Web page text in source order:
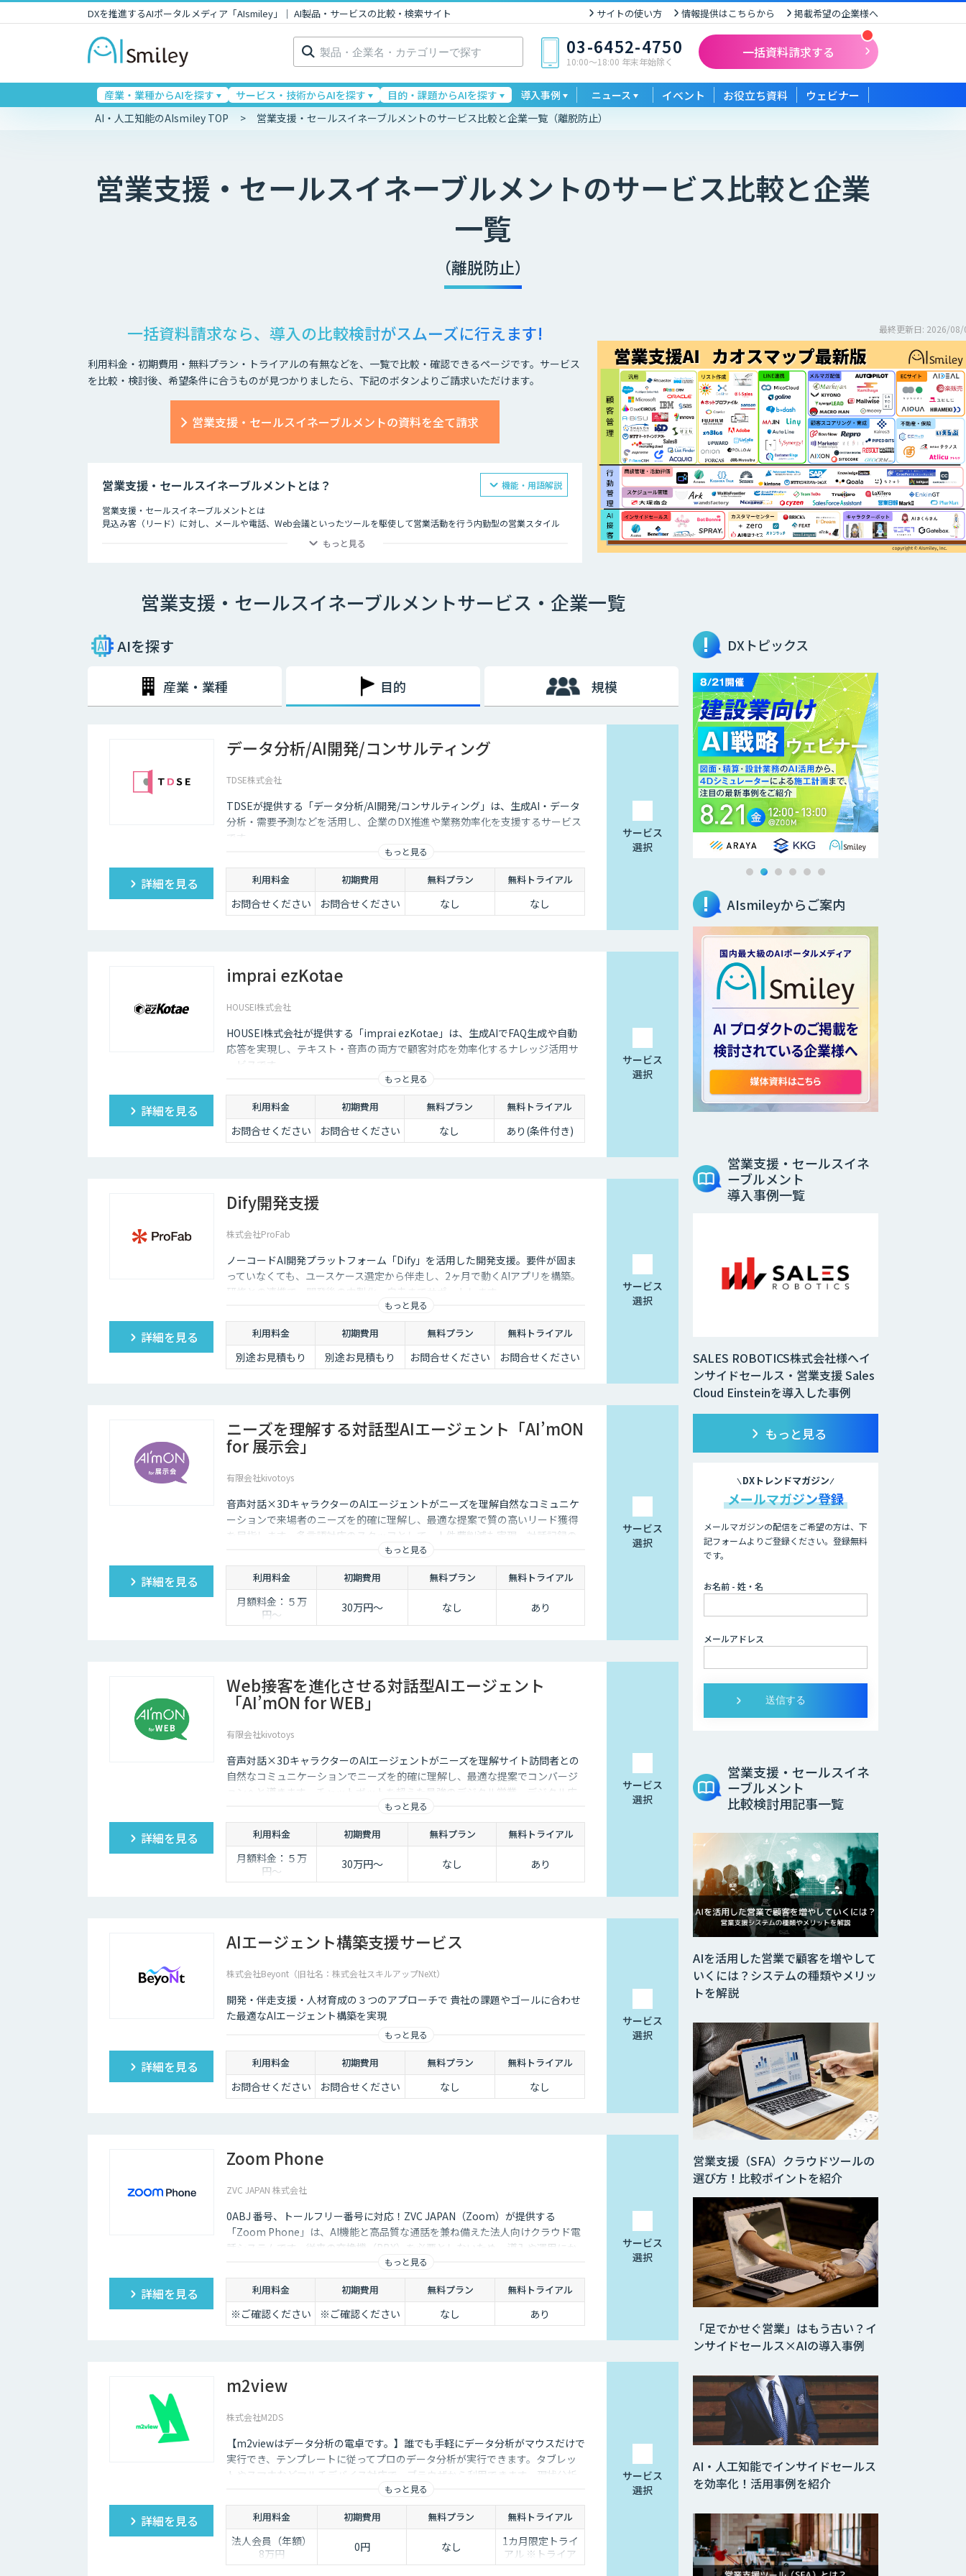
DXを推進するAIポータルメディア「AIsmiley」｜ AI製品・サービスの比較・検索サイト サイトの使い方 情報提供はこちらから 掲載希望の企業様へ
検
索: 03-6452-4750
10:00〜18:00 年末年始除く
一括資料請求する
産業・業種からAIを探す サービス・技術からAIを探す 目的・課題からAIを探す 導入事例 ニュース イベント お役立ち資料 ウェビナー
AI・人工知能のAIsmiley TOP 営業支援・セールスイネーブルメントのサービス比較と企業一覧（離脱防止）
営業支援・セールスイネーブルメントのサービス比較と企業
一覧
（離脱防止）
一括資料請求なら、導入の比較検討がスムーズに行えます!
利用料金・初期費用・無料プラン・トライアルの有無などを、一覧で比較・確認できるページです。サービス
を比較・検討後、希望条件に合うものが見つかりましたら、下記のボタンよりご請求いただけます。
営業支援・セールスイネーブルメントの資料を全て請求
最終更新日: 2026/08/
営業支援・セールスイネーブルメントとは？
営業支援・セールスイネーブルメントとは
見込み客（リード）に対し、メールや電話、Web会議といったツールを駆使して営業活動を行う内勤型の営業スタイル
めなくてはなりません。
営業支援ツールはこうした部署間の連携をシームレスにし、AIを活用することで精度を高め、過去の受注データや類似企
営業組織の強化・改善を目的として「テクノロジーを活⽤した売れる営業の仕組み化」を行うことです。
各施策による売上への貢献度や目標達成状況を数値化し、測定・分析によって営業活動の最適化と効率化を目指します。
もっと見る
機能・用語解説
営業支援・セールスイネーブルメントサービス・企業一覧
AIを探す
産業・業種 目的 規模
データ分析/AI開発/コンサルティング
TDSE株式会社
TDSEが提供する「データ分析/AI開発/コンサルティング」は、生成AI・データ
分析・需要予測などを活用し、企業のDX推進や業務効率化を支援するサービス
です。
もっと見る
詳細を見る 利用料金 初期費用 無料プラン 無料トライアル
お問合せください お問合せください なし なし
サービス
選択
imprai ezKotae
HOUSEI株式会社
HOUSEI株式会社が提供する「imprai ezKotae」は、生成AIでFAQ生成や自動
応答を実現し、テキスト・音声の両方で顧客対応を効率化するナレッジ活用サ
ービスです。
もっと見る
詳細を見る 利用料金 初期費用 無料プラン 無料トライアル
お問合せください お問合せください なし あり(条件付き)
サービス
選択
Dify開発支援
株式会社ProFab
ノーコードAI開発プラットフォーム「Dify」を活用した開発支援。要件が固ま
っていなくても、ユースケース選定から伴走し、2ヶ月で動くAIアプリを構築。
研修との連携で、開発後の内製化・自走までサポートします。
もっと見る
詳細を見る 利用料金 初期費用 無料プラン 無料トライアル
別途お見積もり 別途お見積もり お問合せください お問合せください
サービス
選択
ニーズを理解する対話型AIエージェント「AI’mON
for 展示会」
有限会社kivotoys
音声対話×3DキャラクターのAIエージェントがニーズを理解自然なコミュニケ
ーションで来場者のニーズを的確に理解し、最適な提案で質の高いリード獲得
を目指します。多言語対応のスタッフとして、人件費削減も実現。対話記録の
取得・分析で展示会後の追客も確実な成果へ。
もっと見る
詳細を見る 利用料金 初期費用 無料プラン 無料トライアル
月額料金：５万
円〜
30万円〜 なし あり
サービス
選択
Web接客を進化させる対話型AIエージェント
「AI’mON for WEB」
有限会社kivotoys
音声対話×3DキャラクターのAIエージェントがニーズを理解サイト訪問者との
自然なコミュニケーションでニーズを的確に理解し、最適な提案でコンバージ
ョンへと導きます。チャットボットを超えた最強のデジタル営業、デジタル広
もっと見る
詳細を見る 利用料金 初期費用 無料プラン 無料トライアル
月額料金：５万
円〜
30万円〜 なし あり
サービス
選択
AIエージェント構築支援サービス
株式会社Beyont（旧社名：株式会社スキルアップNeXt）
開発・伴走支援・人材育成の３つのアプローチで 貴社の課題やゴールに合わせ
た最適なAIエージェント構築を実現
もっと見る
詳細を見る 利用料金 初期費用 無料プラン 無料トライアル
お問合せください お問合せください なし なし
サービス
選択
Zoom Phone
ZVC JAPAN 株式会社
0ABJ 番号、トールフリー番号に対応！ZVC JAPAN（Zoom）が提供する
「Zoom Phone」は、AI機能と高品質な通話を兼ね備えた法人向けクラウド電
話システムです。従来の交換機（PBX）を必要としないため、導入や運用にか
かるコストを大幅に削減できます。もっと見る
詳細を見る 利用料金 初期費用 無料プラン 無料トライアル
※ご確認ください ※ご確認ください なし あり
サービス
選択
m2view
株式会社M2DS
【m2viewはデータ分析の電卓です。】誰でも手軽にデータ分析がマウスだけで
実行でき、テンプレートに従ってプロのデータ分析が実行できます。タブレッ
トやスマホなどマルチデバイス対応で、ブラウザから利用できます。現状分析
や需要予測など高度なデータ分析があなたの社内で実現できます。
もっと見る
詳細を見る 利用料金 初期費用 無料プラン 無料トライアル
法人会員（年額）
8万円
0円 なし
1カ月限定トライ
アル ※トライア
ル終了後は自動課
サービス
選択
DXトピックス
AIsmileyからご案内
営業支援・セールスイネ
ーブルメント
導入事例一覧
SALES ROBOTICS株式会社様へイ
ンサイドセールス・営業支援 Sales
Cloud Einsteinを導入した事例
もっと見る
DXトレンドマガジン
メールマガジン登録
メールマガジンの配信をご希望の方は、下
記フォームよりご登録ください。登録無料
です。
お名前 - 姓・名
メールアドレス
営業支援・セールスイネ
ーブルメント
比較検討用記事一覧
「足でかせぐ営業」はもう古い？イ
ンサイドセールス×AIの導入事例
AI・人工知能でインサイドセールス
を効率化！活用事例を紹介
営業支援（SFA）クラウドツールの
選び方！比較ポイントを紹介
AIを活用した営業で顧客を増やして
いくには？システムの種類やメリッ
トを解説